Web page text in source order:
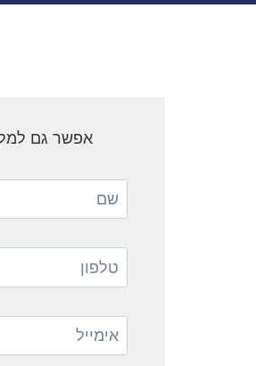
אפשר גם